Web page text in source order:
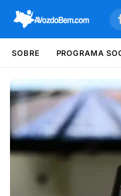
SOBRE PROGRAMA